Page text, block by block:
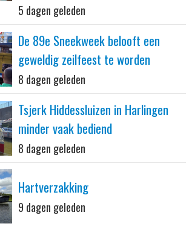
5 dagen geleden
De 89e Sneekweek belooft een
geweldig zeilfeest te worden
8 dagen geleden
Tsjerk Hiddessluizen in Harlingen
minder vaak bediend
8 dagen geleden
Hartverzakking
9 dagen geleden